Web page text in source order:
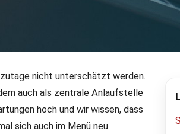
nicht unterschätzt werden.
auch als zentrale Anlaufstelle
hoch und wir wissen, dass
sich auch im Menü neu